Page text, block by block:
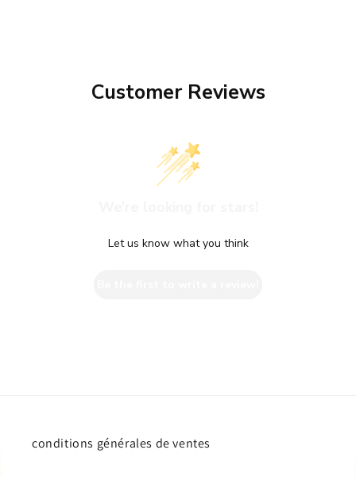
Customer Reviews
Let us know what you think
conditions générales de ventes